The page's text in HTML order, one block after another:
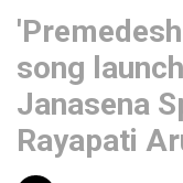
song
Janasena
Rayapati